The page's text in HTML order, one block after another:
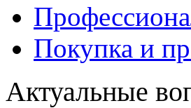
Покупка и
Актуальные